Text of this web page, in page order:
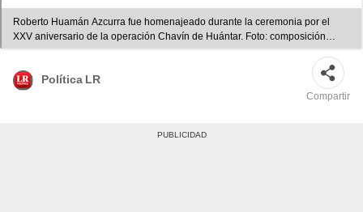
Roberto Huamán Azcurra fue homenajeado durante la ceremonia por el
XXV aniversario de la operación Chavín de Huántar. Foto: composición
Gerson Cardoso / La República
Política LR
Compartir